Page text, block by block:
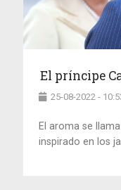
El príncipe
25-08-2022 -
El aroma se
inspirado en los